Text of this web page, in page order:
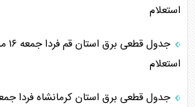
استعلام
استعلام